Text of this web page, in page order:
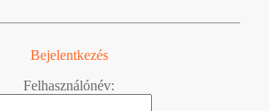
Bejelentkezés
Felhasználónév: